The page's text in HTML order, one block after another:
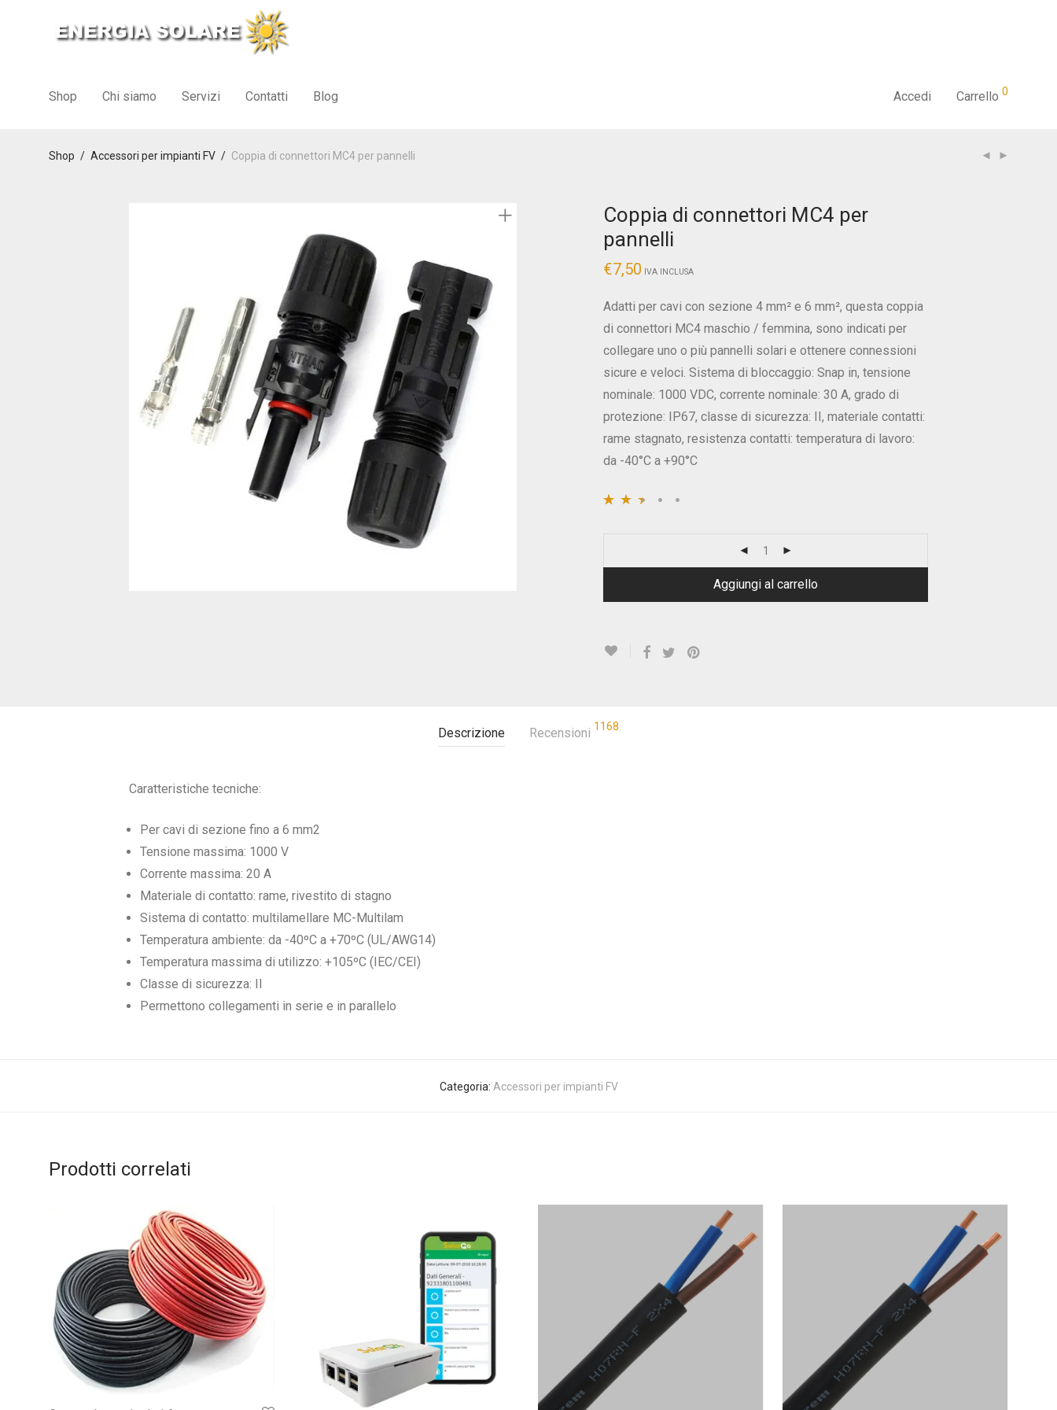
Shop Chi siamo Servizi Contatti Blog Accedi Carrello 0
Shop / Accessori per impianti FV / Coppia di connettori MC4 per pannelli
Coppia di connettori MC4 per
pannelli
€7,50 IVA INCLUSA
Adatti per cavi con sezione 4 mm² e 6 mm², questa coppia
di connettori MC4 maschio / femmina, sono indicati per
collegare uno o più pannelli solari e ottenere connessioni
sicure e veloci. Sistema di bloccaggio: Snap in, tensione
nominale: 1000 VDC, corrente nominale: 30 A, grado di
protezione: IP67, classe di sicurezza: II, materiale contatti:
rame stagnato, resistenza contatti: temperatura di lavoro:
da -40°C a +90°C
recensioni
Aggiungi al carrello
Descrizione Recensioni 1168
Caratteristiche tecniche:
Per cavi di sezione fino a 6 mm2
Tensione massima: 1000 V
Corrente massima: 20 A
Materiale di contatto: rame, rivestito di stagno
Sistema di contatto: multilamellare MC-Multilam
Temperatura ambiente: da -40ºC a +70ºC (UL/AWG14)
Temperatura massima di utilizzo: +105ºC (IEC/CEI)
Classe di sicurezza: II
Permettono collegamenti in serie e in parallelo
Categoria: Accessori per impianti FV
Prodotti correlati